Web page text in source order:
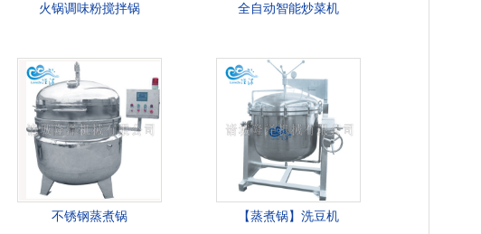
火锅调味粉搅拌锅 全自动智能炒菜机
不锈钢蒸煮锅 【蒸煮锅】洗豆机